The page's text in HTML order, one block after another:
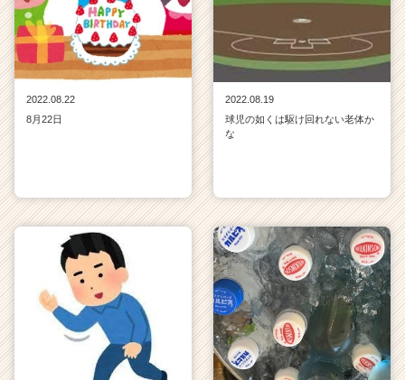
2022.08.22
8月22日
2022.08.19
球児の如くは駆け回れない老体か
な